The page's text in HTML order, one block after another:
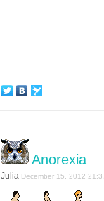
Anorexia
Julia December 15, 2012